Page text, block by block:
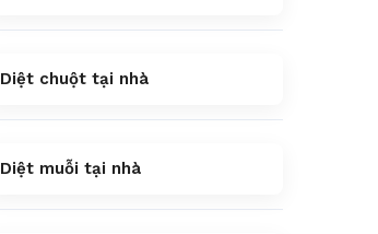
Diệt chuột tại nhà
Diệt muỗi tại nhà